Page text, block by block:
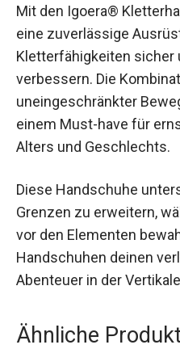
Mit den Igoera®️
eine zuverlässige
deine Kletterfähigkeiten
zu verbessern. Die
und uneingeschränkter
zu einem Must-have für
jeden Alters und
Diese Handschuhe
deine Grenzen zu
Hände vor den
Igoera®️ Handschuhen
Partner für alle Abenteuer